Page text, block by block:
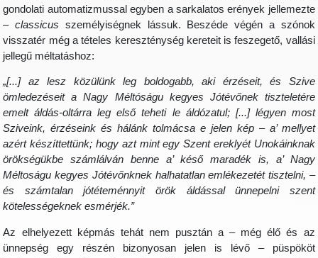
gondolati automatizmussal egyben a sarkalatos erények jellemezte
–classicus személyiségnek lássuk. Beszéde végén a szónok
visszatér még a tételes kereszténység kereteit is feszegető, vallási
jellegű méltatáshoz:
„[...] az lesz közülünk leg boldogabb, aki érzéseit, és Szive
ömledezéseit a Nagy Méltóságu kegyes Jótévőnek tiszteletére
emelt áldás-oltárra leg első teheti le áldózatul; [...] légyen most
Sziveink, érzéseink és hálánk tolmácsa e jelen kép – a’ mellyet
azért készíttettünk; hogy azt mint egy Szent ereklyét Unokáinknak
örökségükbe számlálván benne a’ késő maradék is, a’ Nagy
Méltoságu kegyes Jótévőnknek halhatatlan emlékezetét tisztelni, –
és számtalan jótéteménnyit örök áldással ünnepelni szent
kötelességeknek esmérjék.”
Az elhelyezett képmás tehát nem pusztán a – még élő és az
ünnepség egy részén bizonyosan jelen is lévő – püspököt